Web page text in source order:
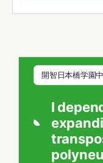
開智日本橋学園
I